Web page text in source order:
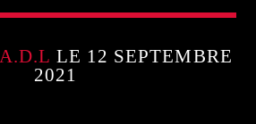
A.D.L LE 12 SEPTEMBRE
2021